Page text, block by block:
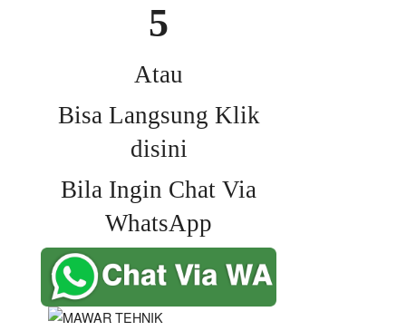
5
Atau
Bisa Langsung Klik
disini
Bila Ingin Chat Via
WhatsApp